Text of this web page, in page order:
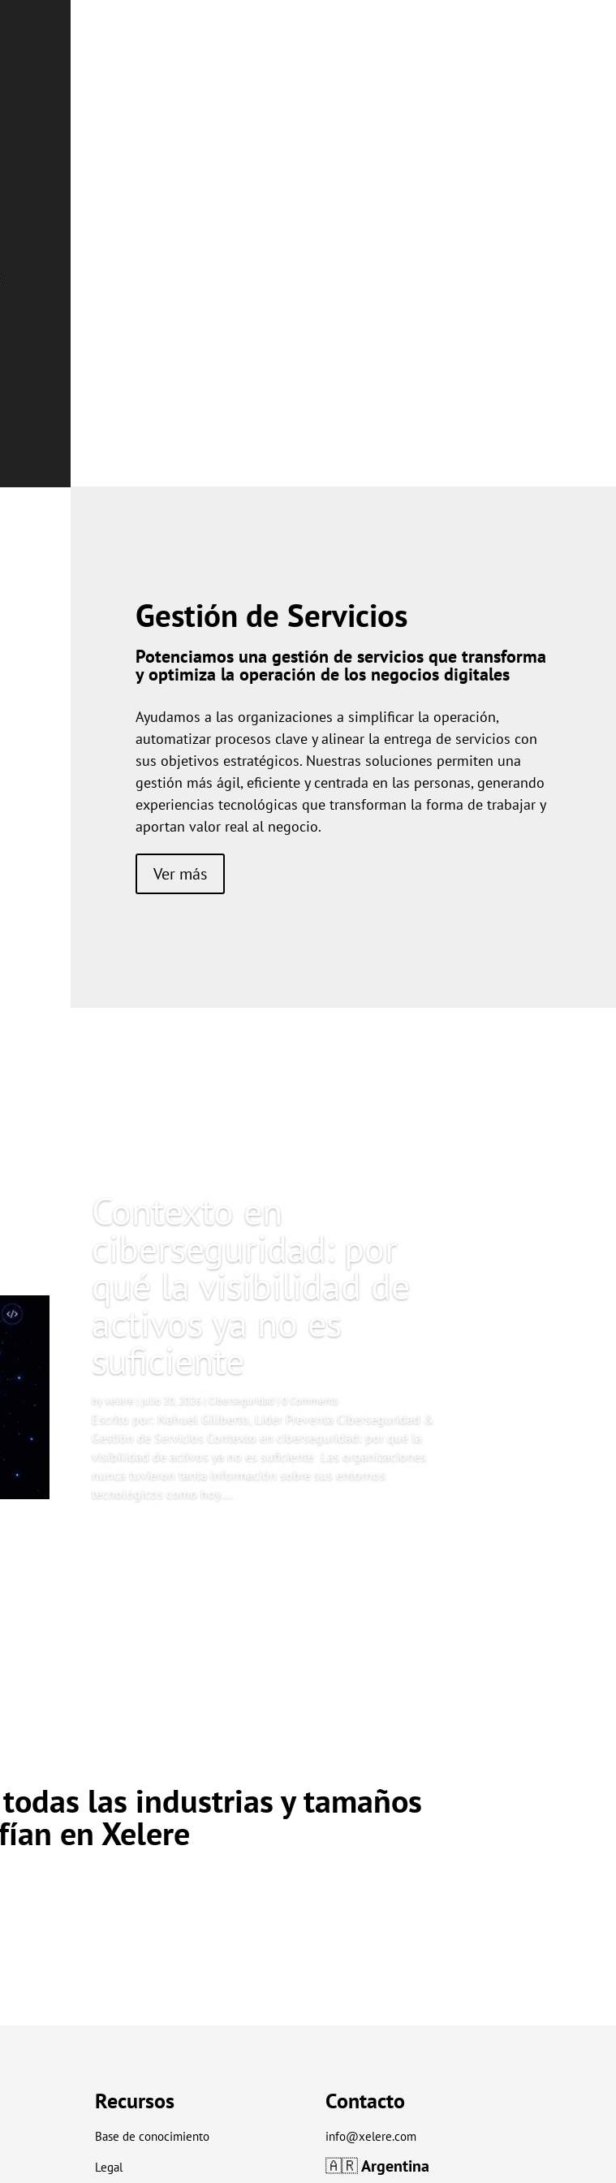
Gestión de Servicios
Potenciamos una gestión de servicios que transforma
y optimiza la operación de los negocios digitales
Ayudamos a las organizaciones a simplificar la operación,
automatizar procesos clave y alinear la entrega de servicios con
sus objetivos estratégicos. Nuestras soluciones permiten una
gestión más ágil, eficiente y centrada en las personas, generando
experiencias tecnológicas que transforman la forma de trabajar y
aportan valor real al negocio.
Ver más
Contexto en
ciberseguridad: por
qué la visibilidad de
activos ya no es
suficiente
by xelere julio 20, 2026 Ciberseguridad | 0 Comments
Escrito por: Nahuel Giliberto, Líder Preventa Ciberseguridad &
Gestión de Servicios Contexto en ciberseguridad: por qué la
visibilidad de activos ya no es suficiente Las organizaciones
nunca tuvieron tanta información sobre sus entornos
tecnológicos como hoy....
las industriasy tamaños
en Xelere
Recursos
Base de conocimiento
Legal
Contacto
info@xelere.com
🇦🇷Argentina